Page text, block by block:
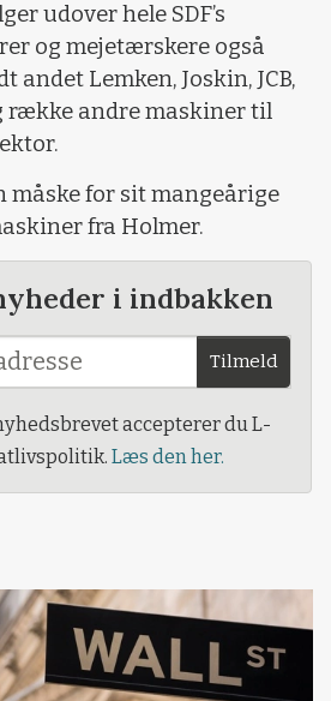
udover hele SDF’s
og mejetærskere også
andet Lemken, Joskin, JCB,
række andre maskiner til
måske for sit mangeårige
fra Holmer.
i indbakken
Tilmeld
accepterer du L-
Læs den her.